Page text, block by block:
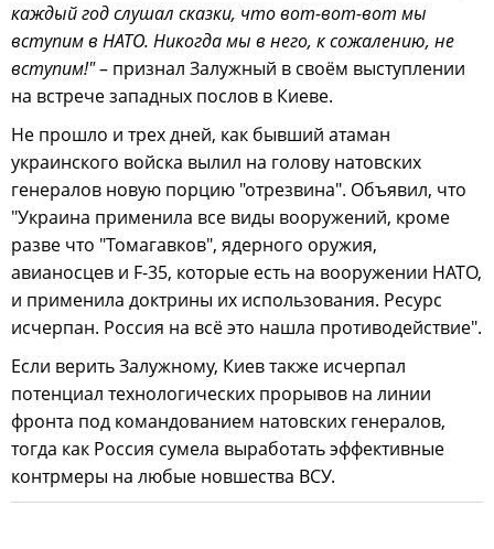
каждый год слушал сказки, что вот-вот-вот мы
вступим в НАТО. Никогда мы в него, к сожалению, не
вступим!"– признал Залужный в своём выступлении
на встрече западных послов в Киеве.
Не прошло и трех дней, как бывший атаман
украинского войска вылил на голову натовских
генералов новую порцию "отрезвина". Объявил, что
"Украина применила все виды вооружений, кроме
разве что "Томагавков", ядерного оружия,
авианосцев и F-35, которые есть на вооружении НАТО,
и применила доктрины их использования. Ресурс
исчерпан. Россия на всё это нашла противодействие".
Если верить Залужному, Киев также исчерпал
потенциал технологических прорывов на линии
фронта под командованием натовских генералов,
тогда как Россия сумела выработать эффективные
контрмеры на любые новшества ВСУ.